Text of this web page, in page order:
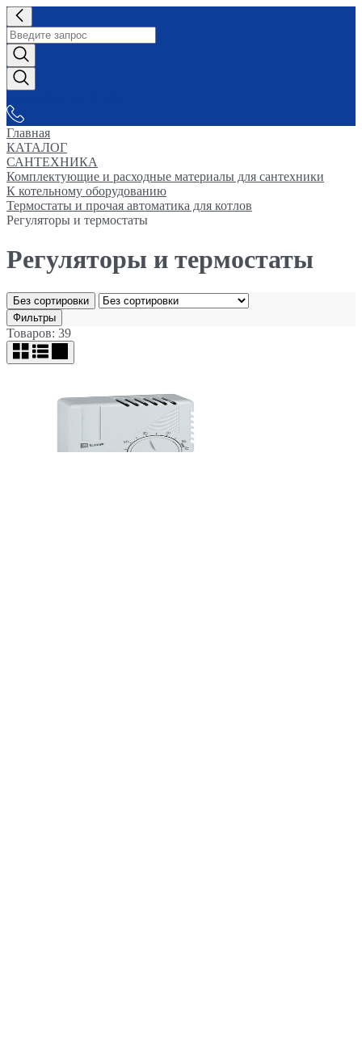
Главная
КАТАЛОГ
САНТЕХНИКА
Комплектующие и расходные материалы для сантехники
К котельному оборудованию
Термостаты и прочая автоматика для котлов
Регуляторы и термостаты
Регуляторы и термостаты
Без сортировки
Фильтры
Товаров: 39